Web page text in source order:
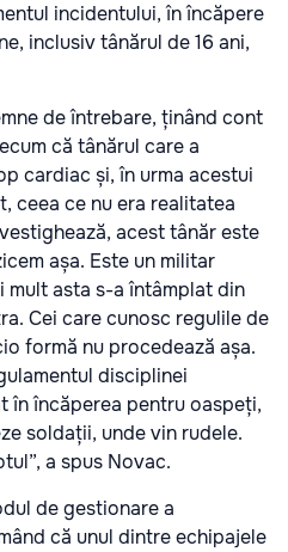
incidentului, în încăpere
inclusiv tânărul de 16 ani,
de întrebare, ținând cont
că tânărul care a
cardiac și, în urma acestui
ceea ce nu era realitatea
acest tânăr este
așa. Este un militar
mult asta s-a întâmplat din
Cei care cunosc regulile de
formă nu procedează așa.
disciplinei
în încăperea pentru oaspeți,
soldații, unde vin rudele.
a spus Novac.
de gestionare a
că unul dintre echipajele